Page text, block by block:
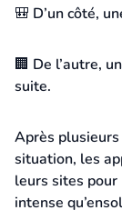
🎒 D’un côté,
🏢 De l’autre,
suite.
Après
situation, les
leurs sites pour
intense